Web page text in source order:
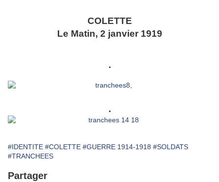
COLETTE
Le Matin, 2 janvier 1919
.
.
#IDENTITE #COLETTE #GUERRE 1914-1918 #SOLDATS
#TRANCHEES
Partager